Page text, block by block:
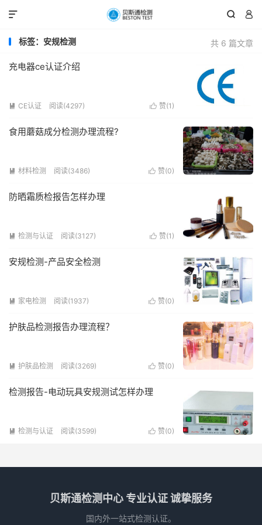
 

共 6 篇文章
标签：安规检测
充电器ce认证介绍
 赞(1 )
 CE认证 阅读(4297)
食用蘑菇成分检测办理流程?
 赞(0)
 材料检测 阅读(3486)
防晒霜质检报告怎样办理
 赞(1 )
 检测与认证 阅读(3127)
安规检测-产品安全检测
 赞(0)
 家电检测 阅读(1937)
护肤品检测报告办理流程？
 赞(0)
 护肤品检测 阅读(3269)
检测报告-电动玩具安规测试怎样办理
 赞(0)
 检测与认证 阅读(3599)
贝斯通检测中心 专业认证 诚挚服务
国内外一站式检测认证。